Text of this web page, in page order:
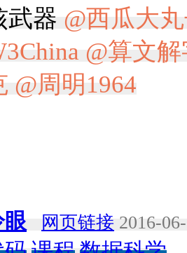
武器 @西瓜大
@算文
@周明1964
眼 网页链接 2016-